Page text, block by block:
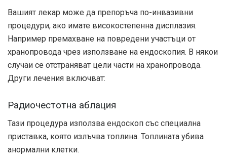
Вашият лекар може да препоръча по-инвазивни
процедури, ако имате високостепенна дисплазия.
Например премахване на повредени участъци от
хранопровода чрез използване на ендоскопия. В някои
случаи се отстраняват цели части на хранопровода.
Други лечения включват:
Радиочестотна аблация
Тази процедура използва ендоскоп със специална
приставка, която излъчва топлина. Топлината убива
анормални клетки.